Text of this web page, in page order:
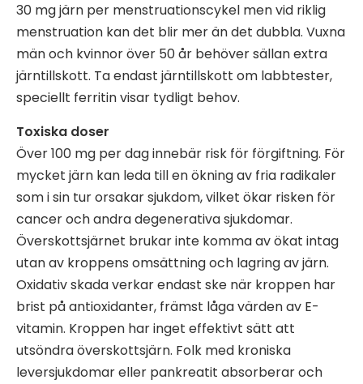
30 mg järn per menstruationscykel men vid riklig
menstruation kan det blir mer än det dubbla. Vuxna
män och kvinnor över 50 år behöver sällan extra
järntillskott. Ta endast järntillskott om labbtester,
speciellt ferritin visar tydligt behov.
Toxiska doser
Över 100 mg per dag innebär risk för förgiftning. För
mycket järn kan leda till en ökning av fria radikaler
som i sin tur orsakar sjukdom, vilket ökar risken för
cancer och andra degenerativa sjukdomar.
Överskottsjärnet brukar inte komma av ökat intag
utan av kroppens omsättning och lagring av järn.
Oxidativ skada verkar endast ske när kroppen har
brist på antioxidanter, främst låga värden av E-
vitamin. Kroppen har inget effektivt sätt att
utsöndra överskottsjärn. Folk med kroniska
leversjukdomar eller pankreatit absorberar och